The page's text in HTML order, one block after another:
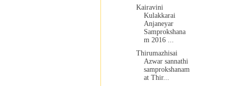
Kairavini
Kulakkarai
Anjaneyar
Samprokshana
m 2016 ...
Thirumazhisai
Azwar sannathi
samprokshanam
at Thir...